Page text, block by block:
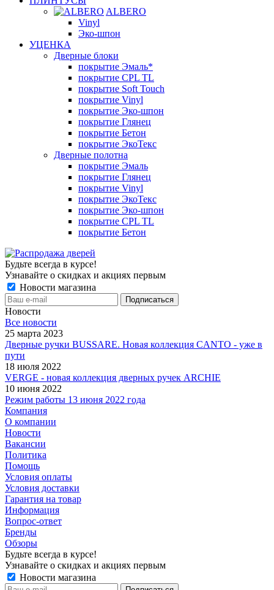
ALBERO
Vinyl
Эко-шпон
УЦЕНКА
Дверные блоки
покрытие Эмаль*
покрытие CPL TL
покрытие Soft Touch
покрытие Vinyl
покрытие Эко-шпон
покрытие Глянец
покрытие Бетон
покрытие ЭкоТекс
Дверные полотна
покрытие Эмаль
покрытие Глянец
покрытие Vinyl
покрытие ЭкоТекс
покрытие Эко-шпон
покрытие CPL TL
покрытие Бетон
Будьте всегда в курсе!
Узнавайте о скидках и акциях первым
Новости магазина
Новости
Все новости
25 марта 2023
Дверные ручки BUSSARE. Новая коллекция CANTO - уже в
пути
18 июля 2022
VERGE - новая коллекция дверных ручек ARCHIE
10 июня 2022
Режим работы 13 июня 2022 года
Компания
О компании
Новости
Вакансии
Политика
Помощь
Условия оплаты
Условия доставки
Гарантия на товар
Информация
Вопрос-ответ
Бренды
Обзоры
Будьте всегда в курсе!
Узнавайте о скидках и акциях первым
Новости магазина